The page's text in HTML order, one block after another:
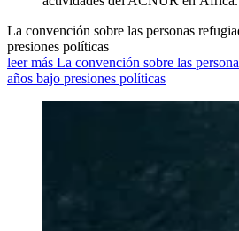
La convención sobre las personas
presiones políticas
leer más La convención sobre las
años bajo presiones políticas